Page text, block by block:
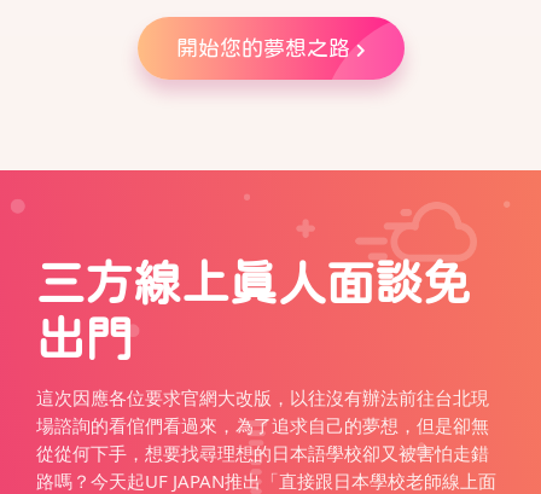
開始您的夢想之路
三方線上真人面談免
出門
這次因應各位要求官網大改版，以往沒有辦法前往台北現
場諮詢的看倌們看過來，為了追求自己的夢想，但是卻無
從從何下手，想要找尋理想的日本語學校卻又被害怕走錯
路嗎？今天起UF JAPAN推出「直接跟日本學校老師線上面